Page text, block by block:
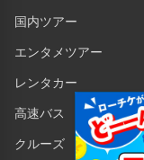
国内ツアー
エンタメツアー
レンタカー
高速バス
クルーズ